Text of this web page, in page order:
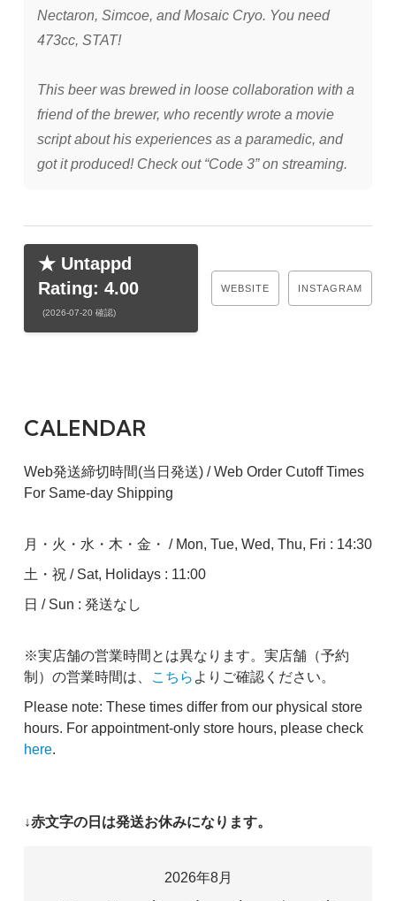
Nectaron, Simcoe, and Mosaic Cryo. You need
473cc, STAT!
This beer was brewed in loose collaboration with a
friend of the brewer, who recently wrote a movie
script about his experiences as a paramedic, and
got it produced! Check out “Code 3” on streaming.
★ Untappd
Rating: 4.00
(2026-07-20 確認)
WEBSITE INSTAGRAM
CALENDAR
Web発送締切時間(当日発送) / Web Order Cutoff Times
For Same-day Shipping
月・火・水・木・金・ / Mon, Tue, Wed, Thu, Fri : 14:30
土・祝 / Sat, Holidays : 11:00
日 / Sun : 発送なし
※実店舗の営業時間とは異なります。実店舗（予約
制）の営業時間は、
こちら よりご確認ください。
Please note: These times differ from our physical store
hours. For appointment-only store hours, please check
here.
↓赤文字の日は発送お休みになります。
2026年8月